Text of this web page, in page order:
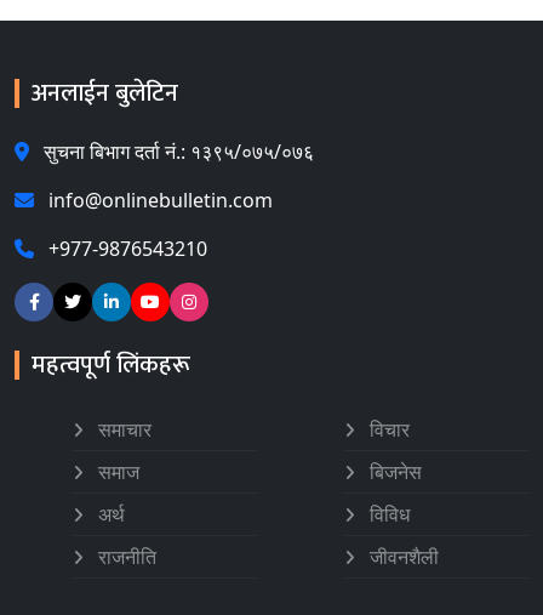
अनलाईन बुलेटिन
सुचना बिभाग दर्ता नं.: १३९५/०७५/०७६
info@onlinebulletin.com
+977-9876543210
महत्वपूर्ण लिंकहरू
समाचार
समाज
अर्थ
राजनीति
विचार
बिजनेस
विविध
जीवनशैली